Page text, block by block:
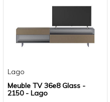
Lago
Meuble TV 36e8 Glass -
2150 - Lago